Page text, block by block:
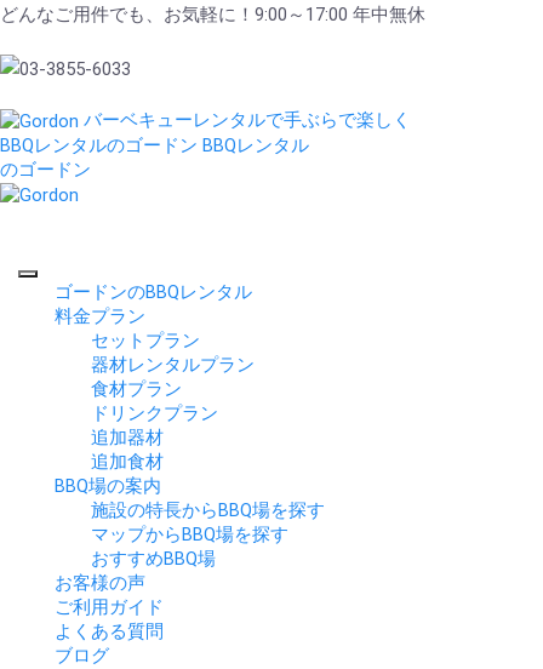
どんなご用件でも、お気軽に！9:00～17:00 年中無休
バーベキューレンタルで手ぶらで楽しく
BBQレンタルのゴードン BBQレンタル
のゴードン
ゴードンのBBQレンタル
料金プラン
セットプラン
器材レンタルプラン
食材プラン
ドリンクプラン
追加器材
追加食材
BBQ場の案内
施設の特長からBBQ場を探す
マップからBBQ場を探す
おすすめBBQ場
お客様の声
ご利用ガイド
よくある質問
ブログ